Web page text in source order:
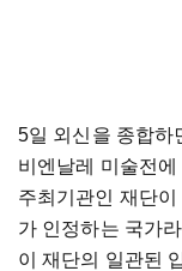
5일 외신을 종합하
비엔날레 미술전
주최기관인 재단
가 인정하는 국가
이 재단의 일관된